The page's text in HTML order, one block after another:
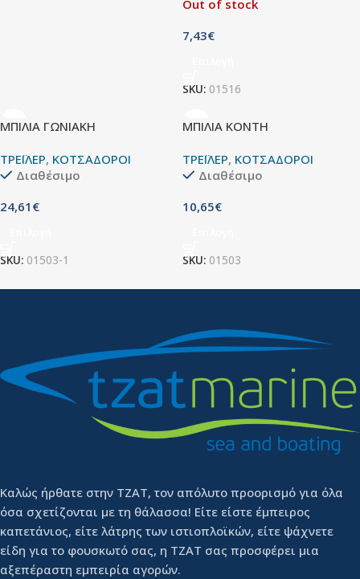
Out of stock
7,43€
SKU: 01516
ΜΠΙΛΙΑ ΓΩΝΙΑΚΗ
ΤΡΕΪΛΕΡ, ΚΟΤΣΑΔΟΡΟΙ
Διαθέσιμο
24,61 €
SKU: 01503-1
ΜΠΙΛΙΑ ΚΟΝΤΗ
ΤΡΕΪΛΕΡ, ΚΟΤΣΑΔΟΡΟΙ
Διαθέσιμο
10,65€
SKU: 01503
Καλώς ήρθατε στην ΤΖΑΤ, τον απόλυτο προορισμό για όλα
όσα σχετίζονται με τη θάλασσα! Είτε είστε έμπειρος
καπετάνιος, είτε λάτρης των ιστιοπλοϊκών, είτε ψάχνετε
είδη για το φουσκωτό σας, η ΤΖΑΤ σας προσφέρει μια
αξεπέραστη εμπειρία αγορών.